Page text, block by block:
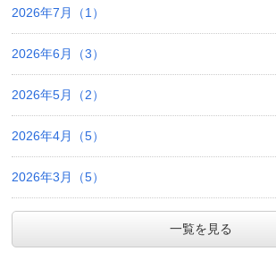
2026年7月（1）
2026年6月（3）
2026年5月（2）
2026年4月（5）
2026年3月（5）
一覧を見る